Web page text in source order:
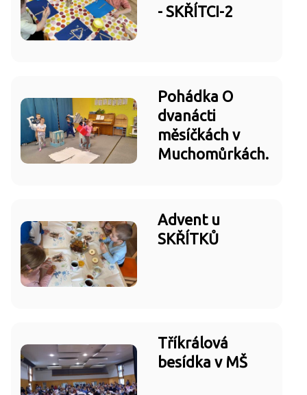
- SKŘÍTCI-2
Pohádka O
dvanácti
měsíčkách v
Muchomůrkách.
Advent u
SKŘÍTKŮ
Tříkrálová
besídka v MŠ